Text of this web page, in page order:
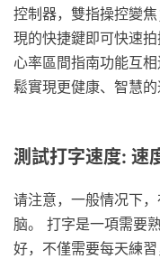
控制器，雙指操控變
現的快捷鍵即可快速
心率區間指南功能互
鬆實現更健康、智慧的
測試打字速度: 速
请注意，一般情况下
脑。 打字是一項需要
好，不僅需要每天練